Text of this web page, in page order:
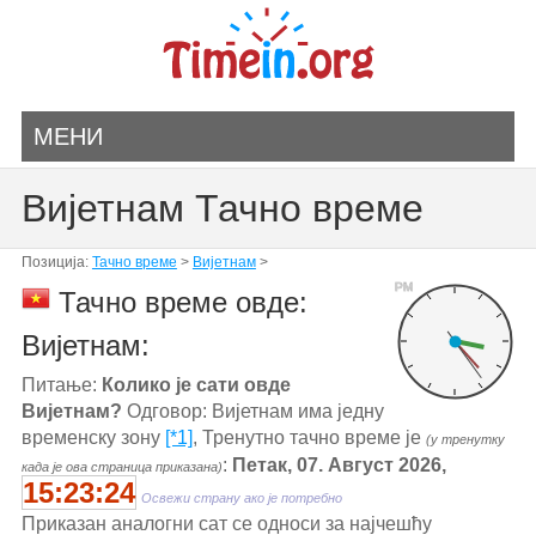
МЕНИ
Вијетнам Тачно време
Позиција: Тачно време > Вијетнам>
PM
Тачно време овде:
Вијетнам:
Питање: Колико је сати овде
Вијетнам? Одговор: Вијетнам има једну
временску зону [*1], Тренутно тачно време је (у тренутку
када је ова страница приказана): Петак, 07. Август 2026,
15:23:24 Освежи страну ако је потребно
Приказан аналогни сат се односи за најчешћу